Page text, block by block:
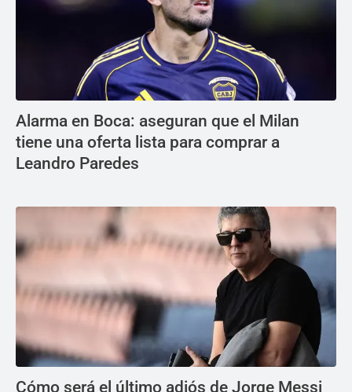
Alarma en Boca: aseguran que el Milan
tiene una oferta lista para comprar a
Leandro Paredes
Cómo será el último adiós de Jorge Messi